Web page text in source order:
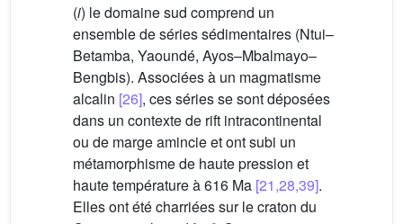
(i) le domaine sud comprend un
ensemble de séries sédimentaires (Ntui–
Betamba, Yaoundé, Ayos–Mbalmayo–
Bengbis). Associées à un magmatisme
alcalin [26], ces séries se sont déposées
dans un contexte de rift intracontinental
ou de marge amincie et ont subi un
métamorphisme de haute pression et
haute température à 616 Ma [21,28,39].
Elles ont été charriées sur le craton du